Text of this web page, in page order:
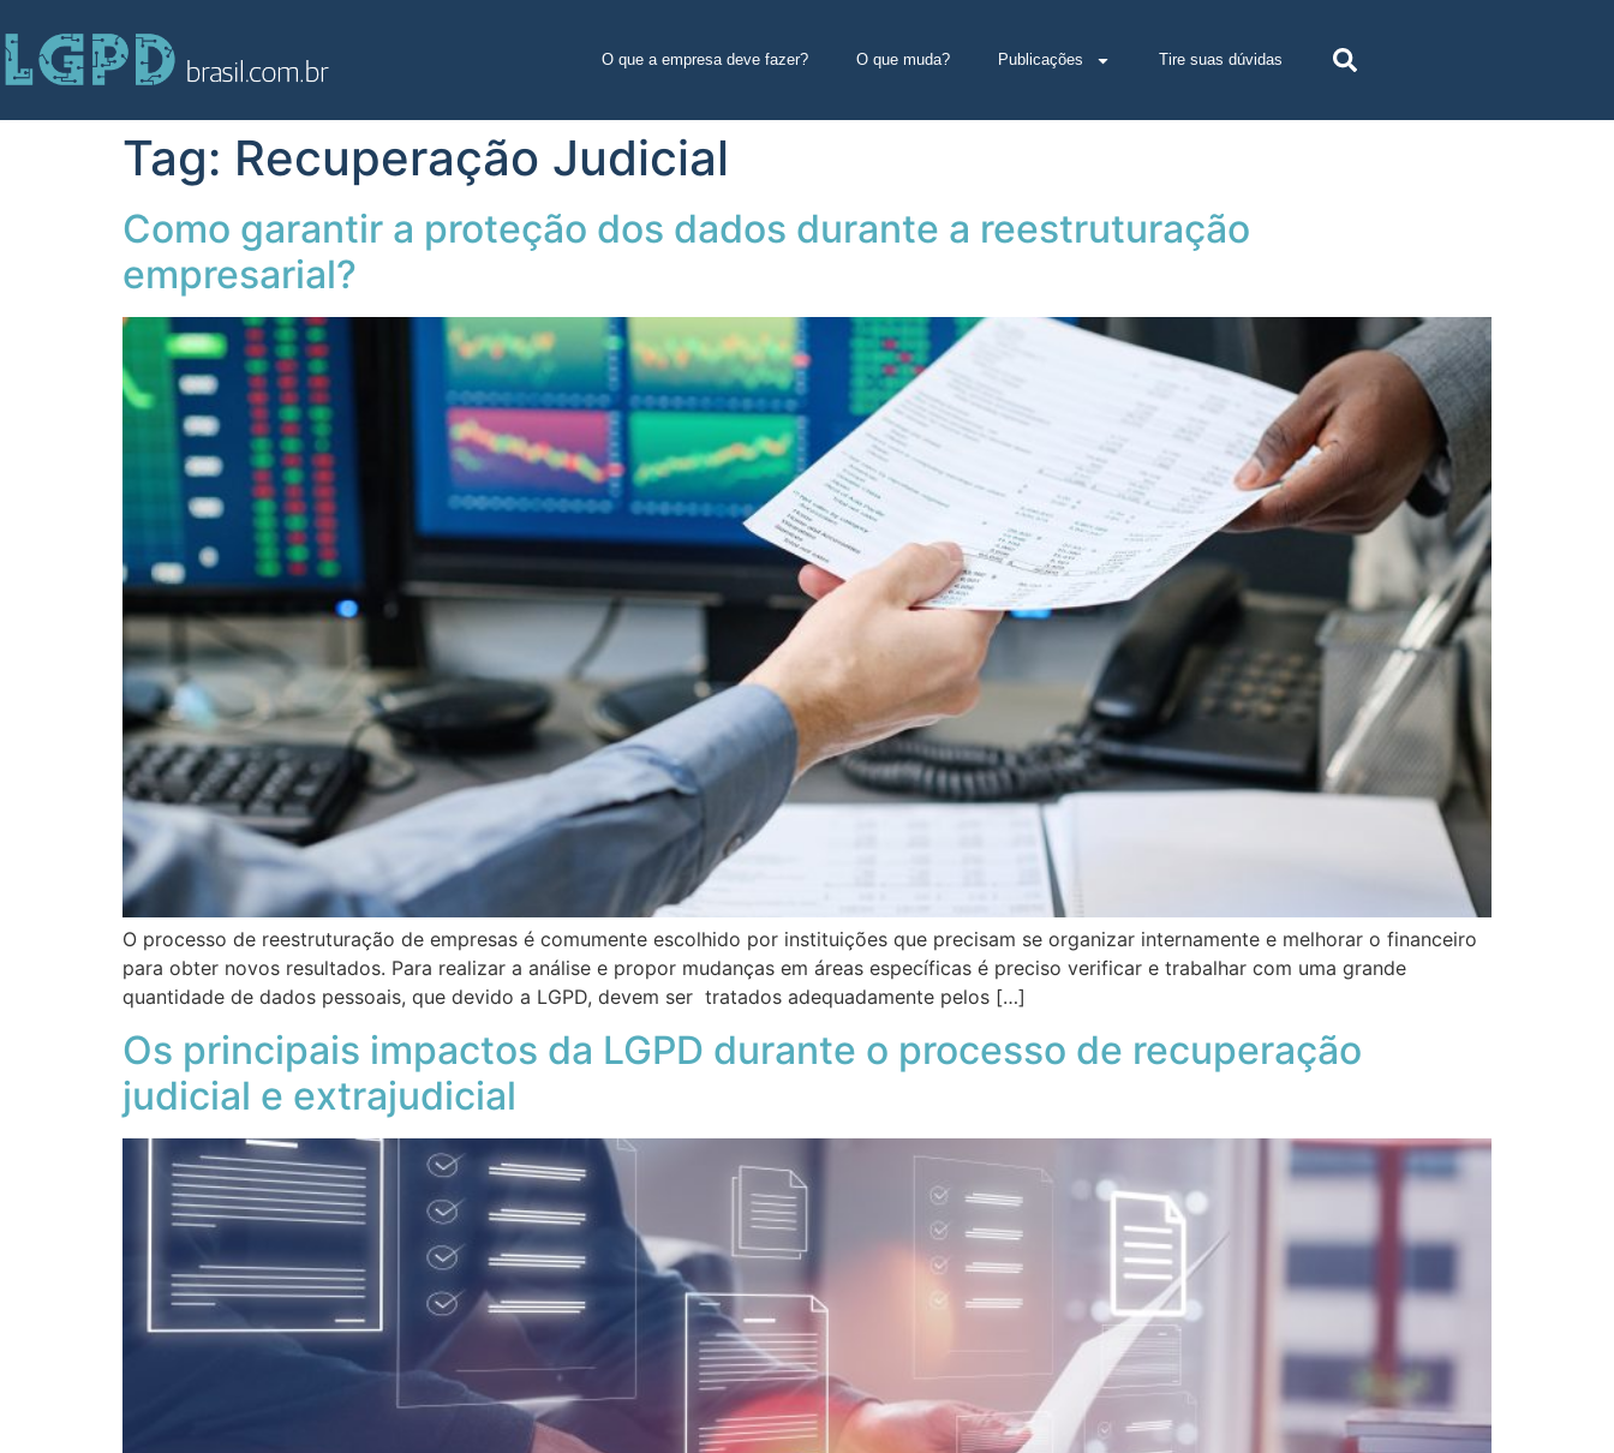
O que a empresa deve fazer? O que muda? Publicações Tire suas dúvidas
Tag: Recuperação Judicial
Como garantir a proteção dos dados durante a reestruturação
empresarial?
O processo de reestruturação de empresas é comumente escolhido por instituições que precisam se organizar internamente e melhorar o financeiro
para obter novos resultados. Para realizar a análise e propor mudanças em áreas específicas é preciso verificar e trabalhar com uma grande
quantidade de dados pessoais, que devido a LGPD, devem ser tratados adequadamente pelos […]
Os principais impactos da LGPD durante o processo de recuperação
judicial e extrajudicial